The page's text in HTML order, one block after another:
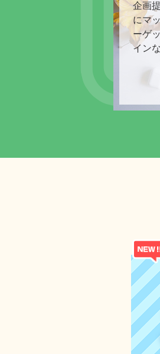
企画
にマ
ーゲ
イン